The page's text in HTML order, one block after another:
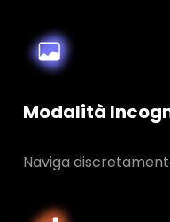
Modalità
Naviga